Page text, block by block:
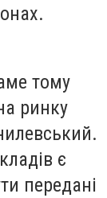
тому
ринку
є
передані